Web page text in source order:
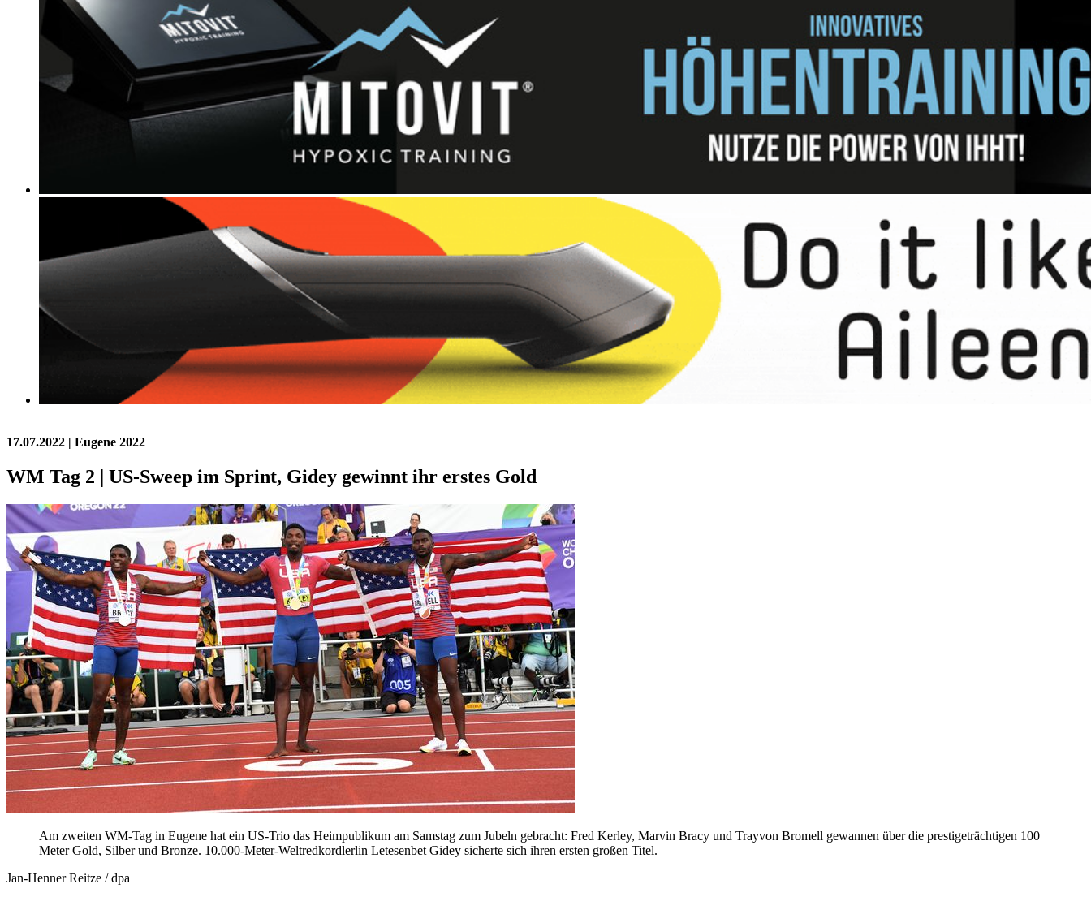
17.07.2022 | Eugene 2022
WM Tag 2 | US-Sweep im Sprint, Gidey gewinnt ihr erstes Gold
Am zweiten WM-Tag in Eugene hat ein US-Trio das Heimpublikum am Samstag zum Jubeln gebracht: Fred Kerley, Marvin Bracy und Trayvon Bromell gewannen über die prestigeträchtigen 100
Meter Gold, Silber und Bronze. 10.000-Meter-Weltredkordlerlin Letesenbet Gidey sicherte sich ihren ersten großen Titel.
Jan-Henner Reitze / dpa